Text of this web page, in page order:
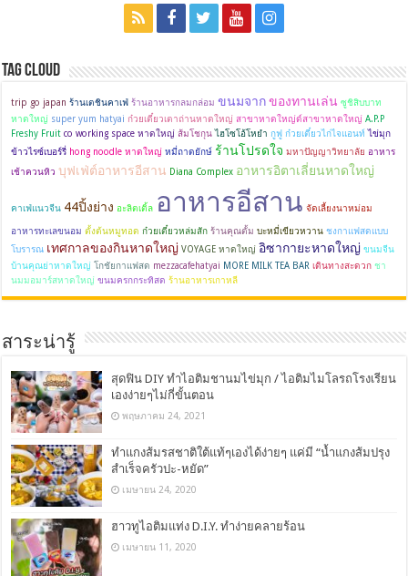
Tag Cloud
trip go japan ร้านเตชินคาเฟ่ ร้านอาหารกลมกล่อม ขนมจาก ของทานเล่น ซูชิสิบบาท
หาดใหญ่ super yum hatyai ก๋วยเตี๋ยวเตาถ่านหาดใหญ่ สาขาหาดใหญ่ด์สาขาหาดใหญ่ A.P.P
Freshy Fruit co working space หาดใหญ่ ส้มโชกุน ไฮโซโอ้โหยำ กูฟู ก๋วยเตี๋ยวไก่ไจแอนท์ ไข่มุก
ข้าวไรซ์เบอร์รี่ hong noodle หาดใหญ่ หมี่ถาดยักษ์ ร้านโปรดใจ มหาปัญญาวิทยาลัย อาหาร
เช้าควนหิว บุฟเฟ่ต์อาหารอีสาน Diana Complex อาหารอิตาเลี่ยนหาดใหญ่
คาเฟ่แนวจีน 44ปิ้งย่าง อะลิตเติ้ล อาหารอีสาน จัดเลี้ยงนาหม่อม
อาหารทะเลขนอม ตั้งต้นหมูทอด ก๋วยเตี๋ยวหล่มสัก ร้านคุณตั้ม บะหมี่เขียวหวาน ชงกาแฟสดแบบ
โบรารณ เทศกาลของกินหาดใหญ่ VOYAGE หาดใหญ่ อิซากายะหาดใหญ่ ขนมจีน
บ้านคุณย่าหาดใหญ่ โกชัยกาแฟสด mezzacafehatyai MORE MILK TEA BAR เดินทางสะดวก ชา
นมมอมาร์สหาดใหญ่ ขนมครกกระทิสด ร้านอาหารเกาหลี
สาระน่ารู้
สุดฟิน DIY ทำไอติมชานมไข่มุก / ไอติมไมโลรถโรงเรียน
เองง่ายๆไม่กี่ขั้นตอน
พฤษภาคม 24, 2021
ทำแกงส้มรสชาติใต้แท้ๆเองได้ง่ายๆ แค่มี “น้ำแกงส้มปรุง
สำเร็จครัวปะ-หยัด”
เมษายน 24, 2020
ฮาวทูไอติมแท่ง D.I.Y. ทำง่ายคลายร้อน
เมษายน 11, 2020